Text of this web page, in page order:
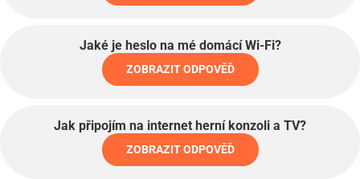
Jaké je heslo na mé domácí Wi-Fi?
ZOBRAZIT ODPOVĚĎ
Jak připojím na internet herní konzoli a TV?
ZOBRAZIT ODPOVĚĎ